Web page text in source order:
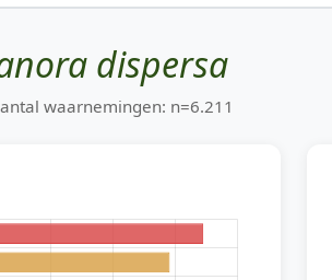
dispersa
waarnemingen: n=6.211